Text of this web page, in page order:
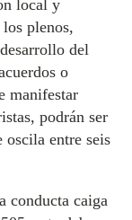
local y
plenos,
del
o
manifestar
podrán ser
oscila entre seis
conducta caiga